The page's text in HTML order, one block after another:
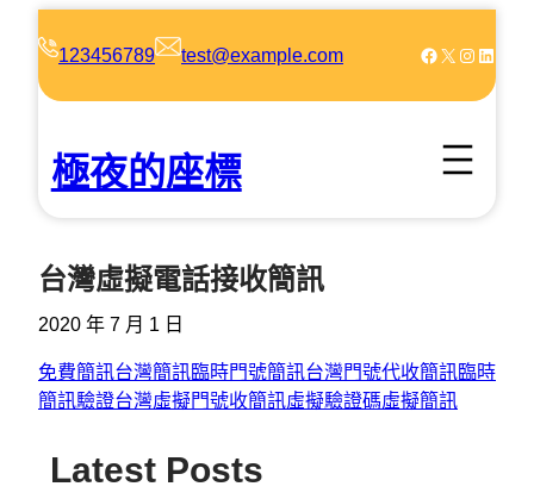
123456789 test@example.com Facebook X Instagram LinkedIn
極夜的座標
台灣虛擬電話接收簡訊
2020 年 7 月 1 日
免費簡訊台灣簡訊臨時門號簡訊台灣門號代收簡訊臨時
簡訊驗證台灣虛擬門號收簡訊虛擬驗證碼虛擬簡訊
Latest Posts